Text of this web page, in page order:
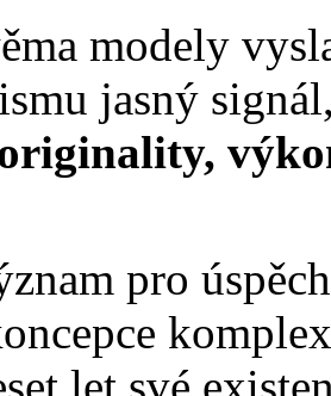
modely
jasný
pro
let své